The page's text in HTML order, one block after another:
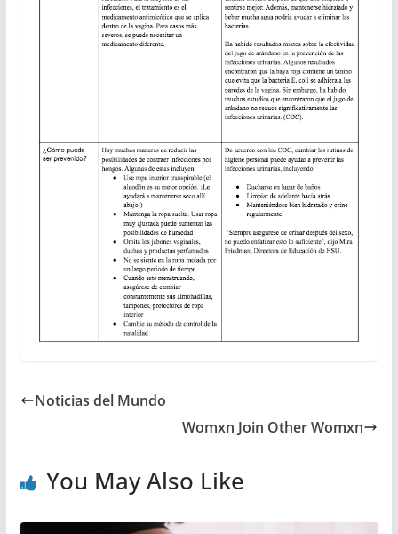
Noticias del Mundo
Womxn Join Other Womxn
You May Also Like